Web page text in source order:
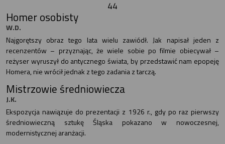
44
Homer osobisty
W.D.
Najgorętszy obraz tego lata wielu zawiódł. Jak napisał jeden z
recenzentów – przyznając, że wiele sobie po filmie obiecywał –
reżyser wyruszył do antycznego świata, by przedstawić nam epopeję
Homera, nie wrócił jednak z tego zadania z tarczą.
Mistrzowie średniowiecza
J.K.
Ekspozycja nawiązuje do prezentacji z 1926 r., gdy po raz pierwszy
średniowieczną sztukę Śląska pokazano w nowoczesnej,
modernistycznej aranżacji.